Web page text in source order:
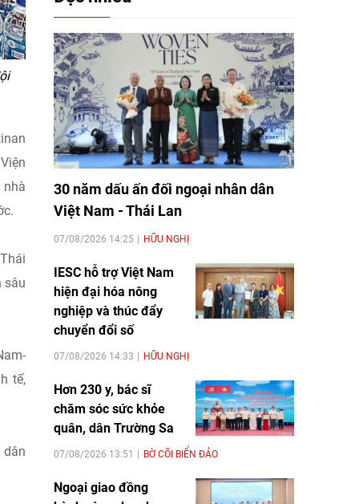
nhà
sâu
tế,
30 năm dấu ấn đối ngoại nhân dân
Việt Nam - Thái Lan
07/08/2026 14:25 HỮU NGHỊ
IESC hỗ trợ Việt Nam
hiện đại hóa nông
nghiệp và thúc đẩy
chuyển đổi số
07/08/2026 14:33 HỮU NGHỊ
Hơn 230 y, bác sĩ
chăm sóc sức khỏe
quân, dân Trường Sa
07/08/2026 13:51 BỜ CÕI BIỂN ĐẢO
Ngoại giao đồng